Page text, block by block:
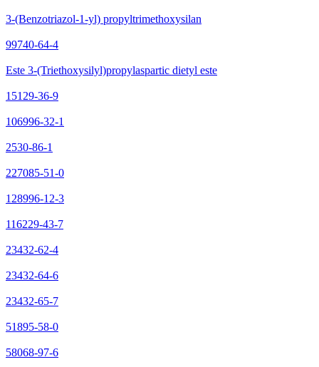
3-(Benzotriazol-1-yl) propyltrimethoxysilan
99740-64-4
Este 3-(Triethoxysilyl)propylaspartic dietyl este
15129-36-9
106996-32-1
2530-86-1
227085-51-0
128996-12-3
116229-43-7
23432-62-4
23432-64-6
23432-65-7
51895-58-0
58068-97-6